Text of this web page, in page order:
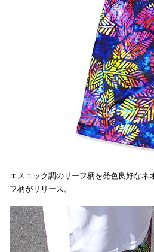
エスニック調のリーフ柄を発色良好な
フ柄がリリース。